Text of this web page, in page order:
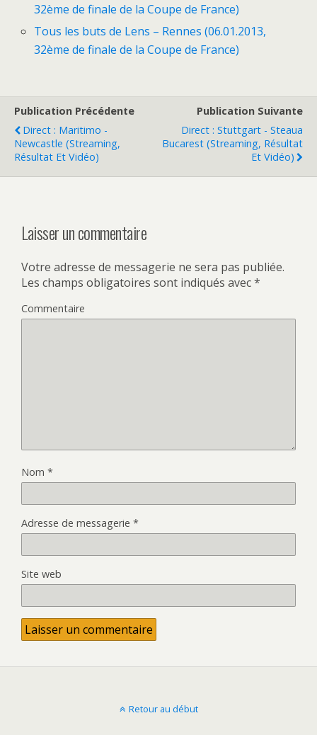
32ème de finale de la Coupe de France)
Tous les buts de Lens – Rennes (06.01.2013,
32ème de finale de la Coupe de France)
Publication Précédente
Direct : Maritimo -
Newcastle (streaming,
Résultat Et Vidéo)
Publication Suivante
Direct : Stuttgart - Steaua
Bucarest (streaming, Résultat
Et Vidéo)
Laisser un commentaire
Votre adresse de messagerie ne sera pas publiée.
Les champs obligatoires sont indiqués avec*
Commentaire
Nom *
Adresse de messagerie *
Site web
Retour au début